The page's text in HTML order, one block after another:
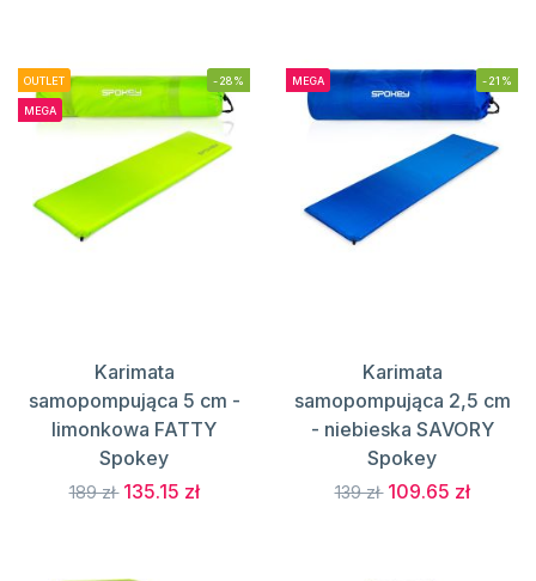
OUTLET
MEGA
-28%
Karimata
samopompująca 5 cm -
limonkowa FATTY
Spokey
189 zł 135.15 zł
MEGA -21%
Karimata
samopompująca 2,5 cm
- niebieska SAVORY
Spokey
139 zł 109.65 zł